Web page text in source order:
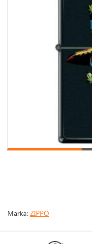
Marka: ZIPPO